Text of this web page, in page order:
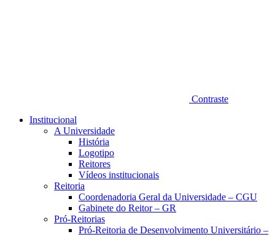
Contraste
Institucional
A Universidade
História
Logotipo
Reitores
Vídeos institucionais
Reitoria
Coordenadoria Geral da Universidade – CGU
Gabinete do Reitor – GR
Pró-Reitorias
Pró-Reitoria de Desenvolvimento Universitário –